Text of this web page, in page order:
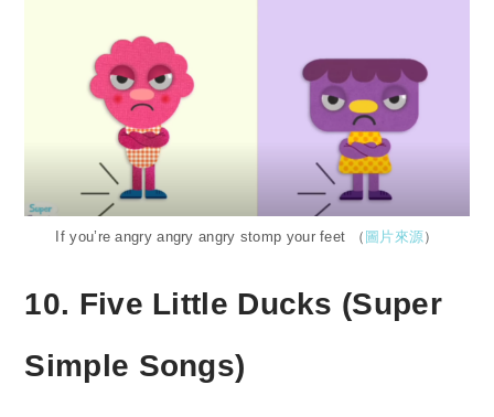
If you’re angry angry angry stomp your feet （ 圖片來源）
10. Five Little Ducks (Super
Simple Songs)